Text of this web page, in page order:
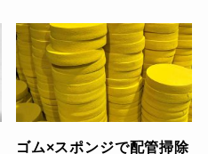
ゴム×スポンジで配管掃除